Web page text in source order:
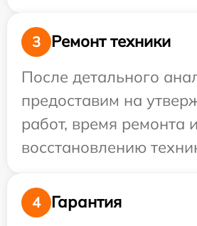
3
Ремонт техники
После детального
предоставим на
работ, время ремонта
восстановлению
4
Гарантия